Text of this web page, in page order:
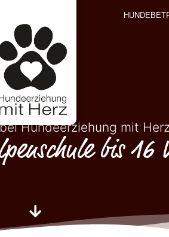
Hundeerziehung mit
bis 16